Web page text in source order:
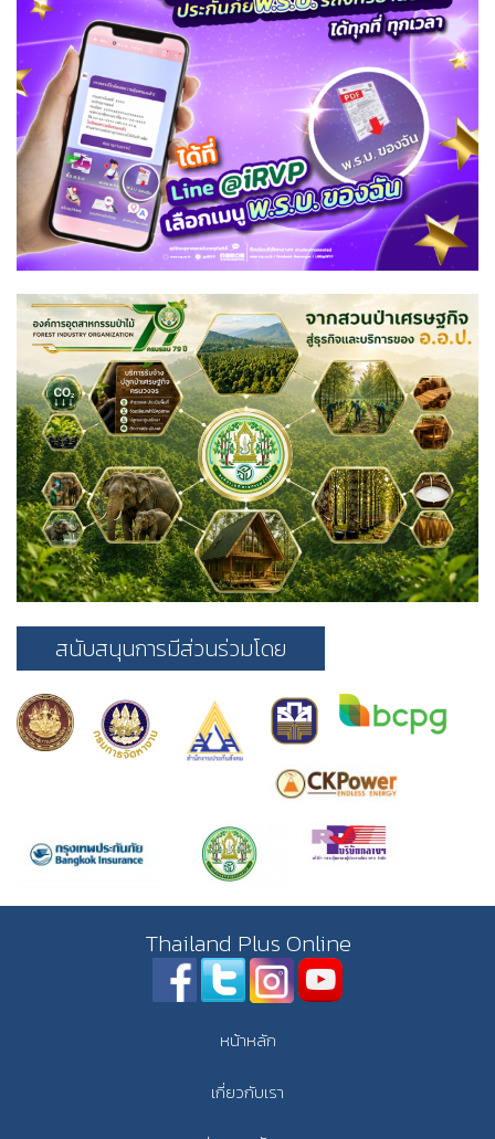
สนับสนุนการมีส่วนร่วมโดย
Thailand Plus Online
หน้าหลัก
เกี่ยวกับเรา